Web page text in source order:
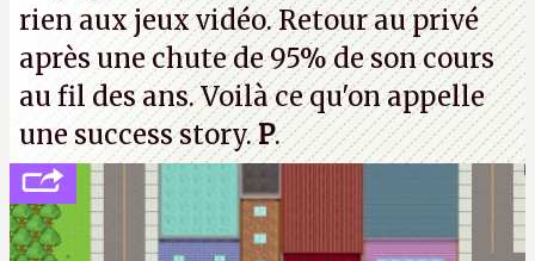
rien aux jeux vidéo. Retour au privé
après une chute de 95% de son cours
au fil des ans. Voilà ce qu'on appelle
une success story.P.